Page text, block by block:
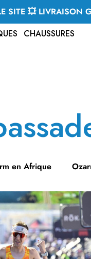
SITE 💥
CHAUSSURES
en Afrique